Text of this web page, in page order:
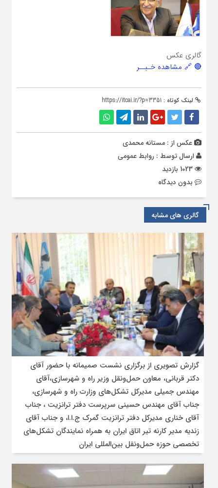
گالری عکس
🔴 🔗 مشاهده خـبــر
لینک کوتاه : https://itcai.ir/?p=3351
عکس از : مستانه محمدی
ارسال توسط : روابط عمومی
بدون دیدگاه
گالری های مشابه
گزارش تصویری از برگزاری نشست صمیمانه با حضور آقای
دکتر قربانی، معاون حمل‌ونقل وزیر راه و شهرسازی،آقای
مهندس جمیلی مدیرکل تشکل‌های وزارت راه و شهرسازی،
جناب آقای مهندس حسینی سرپرست دفتر ترانزیت ، جناب
آقای خناری مدیرکل دفتر ترانزیت گمرک ج.ا.ا، و جناب آقای
زندیه مدیر کارنه تیر اتاق ایران به همراه نمایندگان تشکل‌های
تخصصی حوزه حمل‌ونقل بین‌المللی ایران